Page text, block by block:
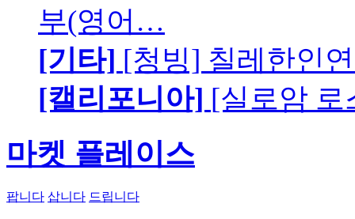
부(영어…
[기타] [청빙] 칠레한인
[캘리포니아] [실로암 로
마켓 플레이스
팝니다 삽니다 드립니다